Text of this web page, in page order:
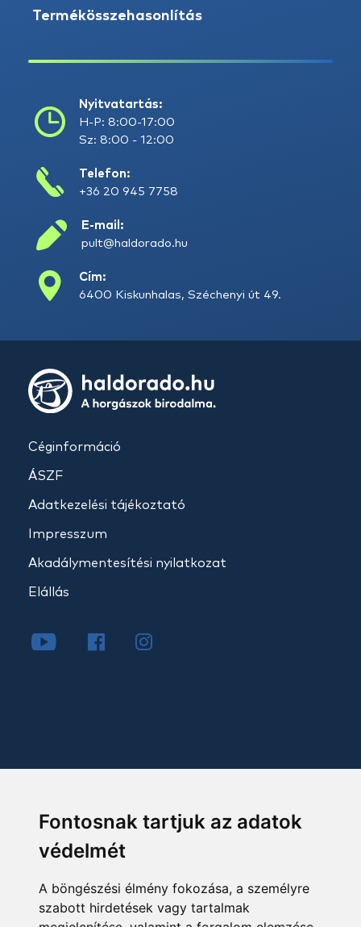
Fontosnak tartjuk az adatok
védelmét
A böngészési élmény fokozása, a személyre
szabott hirdetések vagy tartalmak
Termékösszehasonlítás
Nyitvatartás:
H-P: 8:00-17:00
Sz: 8:00 - 12:00
Telefon:
+36 20 945 7758
E-mail:
pult@haldorado.hu
Cím:
6400 Kiskunhalas, Széchenyi út 49.
Céginformáció
ÁSZF
Adatkezelési tájékoztató
Impresszum
Akadálymentesítési nyilatkozat
Elállás